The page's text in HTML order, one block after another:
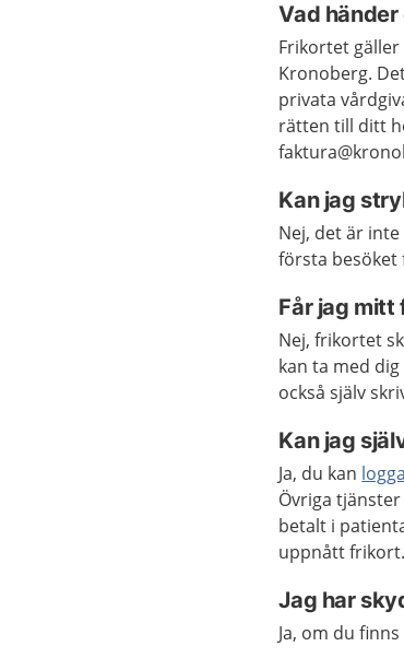
Vad
Frikortet
Kronoberg.
privata
rätten till ditt
Kan jag
Nej, det är
första besöket
Får jag
Nej, frikortet
kan ta med
också själv
Kan jag
Ja, du kan
Övriga
betalt i
uppnått frikort.
Jag har
Ja, om du